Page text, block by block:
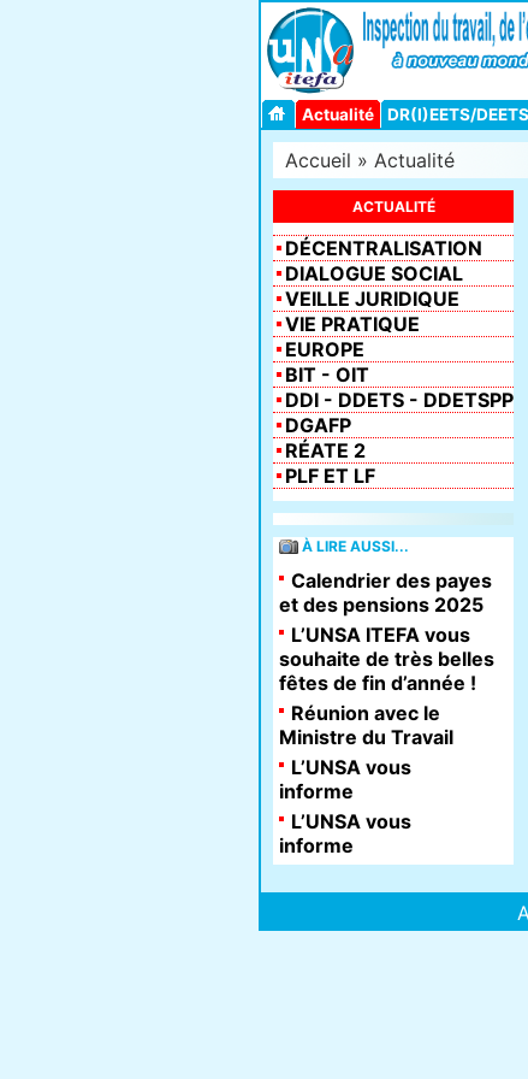
Actualité DR(I)EETS/DEETS
Accueil » Actualité
ACTUALITÉ
DÉCENTRALISATION
DIALOGUE SOCIAL
VEILLE JURIDIQUE
VIE PRATIQUE
EUROPE
BIT - OIT
DDI - DDETS - DDETSPP
DGAFP
RÉATE 2
PLF ET LF
À LIRE AUSSI...
Calendrier des payes
et des pensions 2025
L’UNSA ITEFA vous
souhaite de très belles
fêtes de fin d’année !
Réunion avec le
Ministre du Travail
L’UNSA vous
informe
L’UNSA vous
informe